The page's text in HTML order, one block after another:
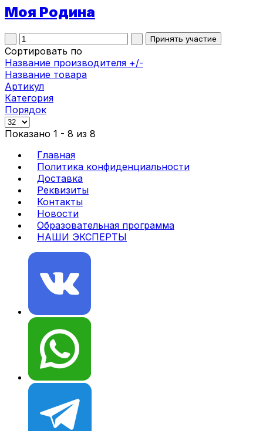
Моя Родина
Сортировать по
Название производителя +/-
Название товара
Артикул
Категория
Порядок
Показано 1 - 8 из 8
Главная
Политика конфиденциальности
Доставка
Реквизиты
Контакты
Новости
Образовательная программа
НАШИ ЭКСПЕРТЫ